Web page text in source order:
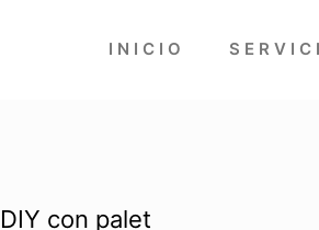
INICIO
DIY con palet